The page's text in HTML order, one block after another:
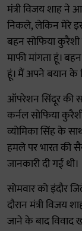
मंत्री विजय शाह ने
निकले, लेकिन मेरे
बहन सोफिया
माफी मांगता हूं।
हूं। मैं अपने बयान के
ऑपरेशन सिंदूर की
कर्नल सोफिया
व्योमिका सिंह के
हमले पर भारत की
जानकारी दी गई थी।
सोमवार को इंदौर
दौरान मंत्री विजय
जाने के बाद विवाद